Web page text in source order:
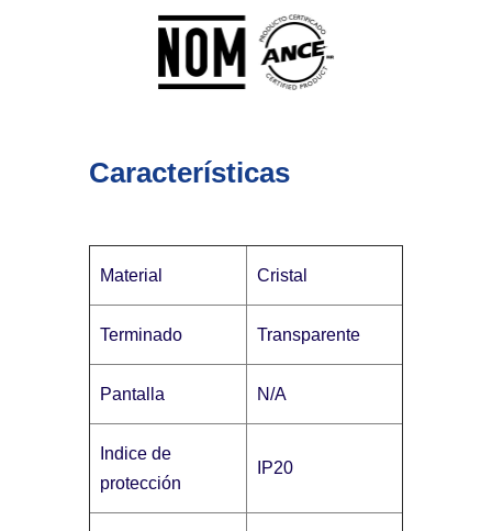
Características
Material Cristal
Terminado Transparente
Pantalla N/A
Indice de
protección
IP20